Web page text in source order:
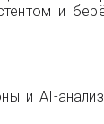
и
и AI-